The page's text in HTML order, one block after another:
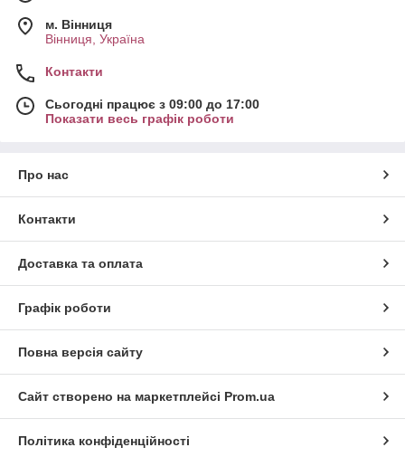
м. Вінниця
Вінниця, Україна
Контакти
Сьогодні працює з 09:00 до 17:00
Показати весь графік роботи
Про нас
Контакти
Доставка та оплата
Графік роботи
Повна версія сайту
Сайт створено на маркетплейсі Prom.ua
Політика конфіденційності